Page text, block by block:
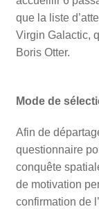
que la liste
Virgin Galactic,
Boris Otter.
Mode de
Afin de
questionnaire
conquête
de motivation
confirmation de